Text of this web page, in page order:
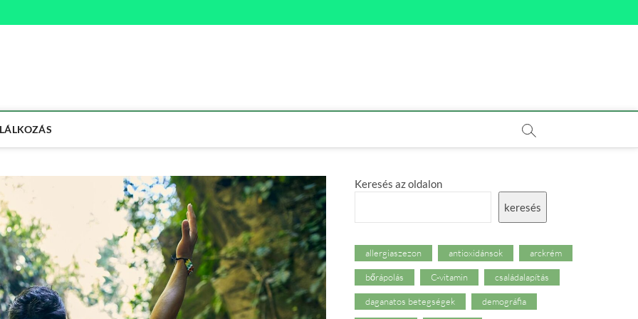
Keresés az oldalon
keresés
allergiaszezon antioxidánsok arckrém
bőrápolás C-vitamin családalapítás
daganatos betegségek demográfia